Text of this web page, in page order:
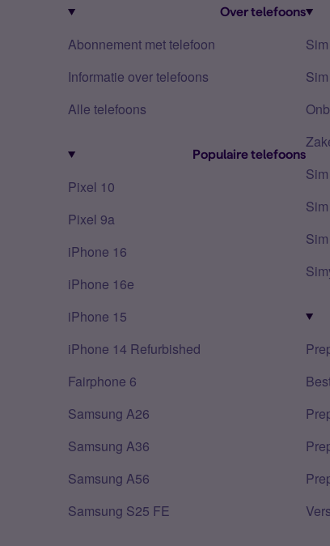
Over telefoons
Abonnement met telefoon
Informatie over telefoons
Alle telefoons
Populaire telefoons
Pixel 10
Pixel 9a
iPhone 16
iPhone 16e
iPhone 15
iPhone 14 Refurbished
Fairphone 6
Samsung A26
Samsung A36
Samsung A56
Samsung S25 FE